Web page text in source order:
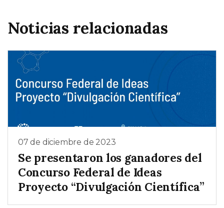
Noticias relacionadas
07 de diciembre de 2023
Se presentaron los ganadores del
Concurso Federal de Ideas
Proyecto “Divulgación Científica”